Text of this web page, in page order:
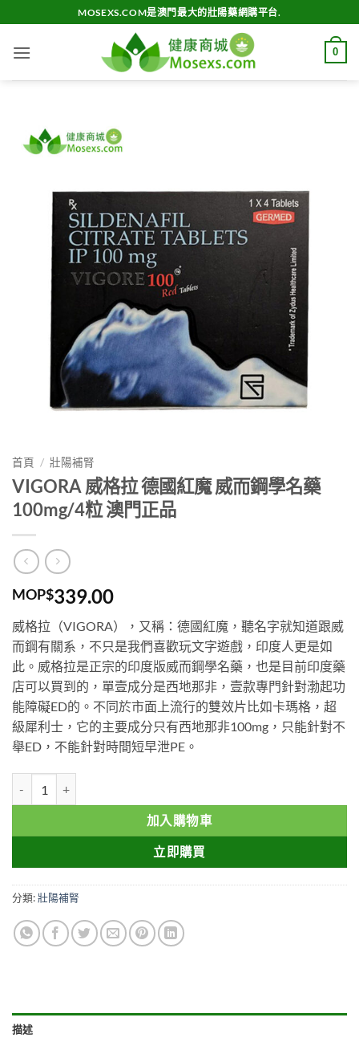
to
content
MOSEXS.COM是澳門最大的壯陽藥網購平台.
0
首頁 / 壯陽補腎
VIGORA 威格拉 德國紅魔 威而鋼學名藥
100mg/4粒 澳門正品
MOP$339.00
威格拉（VIGORA），又稱：德國紅魔，聽名字就知道跟威
而鋼有關系，不只是我們喜歡玩文字遊戲，印度人更是如
此。威格拉是正宗的印度版威而鋼學名藥，也是目前印度藥
店可以買到的，單壹成分是西地那非，壹款專門針對渤起功
能障礙ED的。不同於市面上流行的雙效片比如卡瑪格，超
級犀利士，它的主要成分只有西地那非100mg，只能針對不
舉ED，不能針對時間短早泄PE。
加入購物車
立即購買
分類:壯陽補腎
描述